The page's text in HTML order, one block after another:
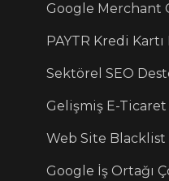
Google Merchant
PAYTR Kredi
Sektörel SEO
Gelişmiş E-
Web Site Blacklist
Google İş Ortağı